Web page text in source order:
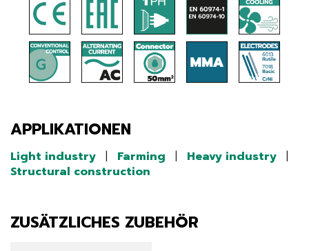
APPLIKATIONEN
Light industry | Farming | Heavy industry |
Structural construction
ZUSÄTZLICHES ZUBEHÖR